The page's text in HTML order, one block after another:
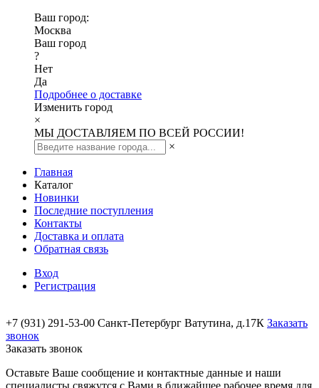
Ваш город:
Москва
Ваш город
?
Нет
Да
Подробнее о доставке
Изменить город
×
МЫ ДОСТАВЛЯЕМ ПО ВСЕЙ РОССИИ!
×
Главная
Каталог
Новинки
Последние поступления
Контакты
Доставка и оплата
Обратная связь
Вход
Регистрация
+7 (931) 291-53-00 Санкт-Петербург Ватутина, д.17К Заказать
звонок
Заказать звонок
Оставьте Ваше сообщение и контактные данные и наши
специалисты свяжутся с Вами в ближайшее рабочее время для